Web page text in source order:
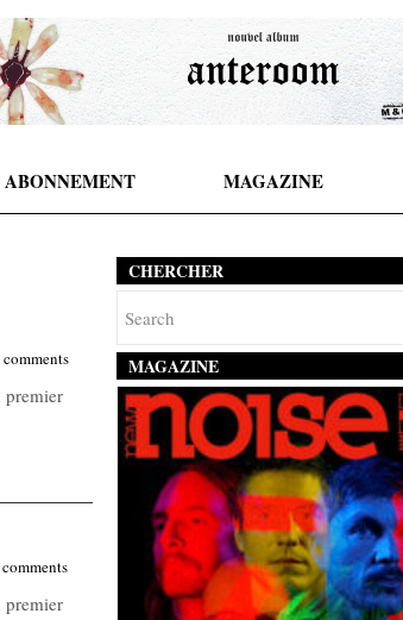
ABONNEMENT MAGAZINE
premier
premier
CHERCHER
MAGAZINE